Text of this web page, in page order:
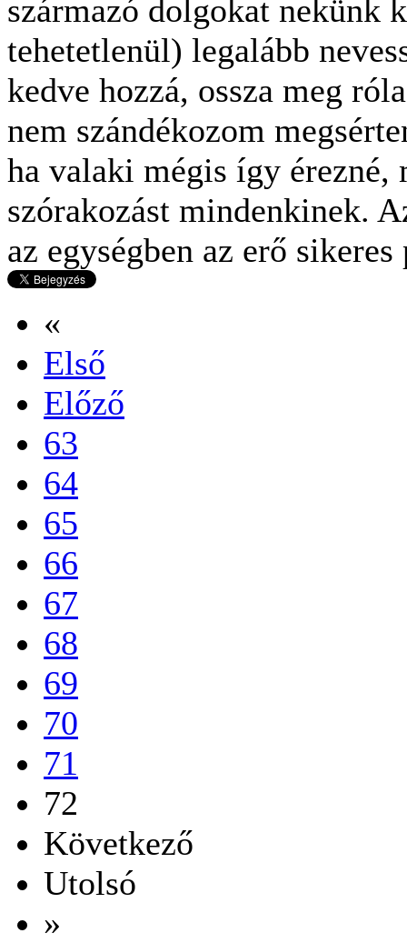
származó dolgokat nekünk
tehetetlenül) legalább
kedve hozzá, ossza meg
nem szándékozom
ha valaki mégis így érezné,
szórakozást mindenkinek.
az egységben az erő
«
Első
Előző
63
64
65
66
67
68
69
70
71
72
Következő
Utolsó
»